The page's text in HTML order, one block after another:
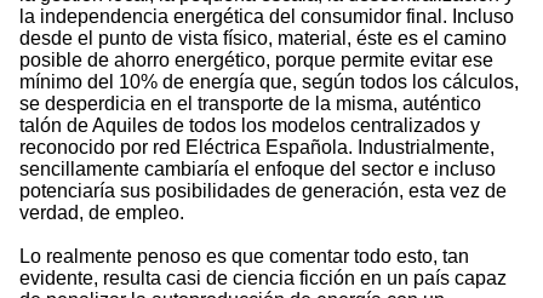
la independencia energética del consumidor final. Incluso
desde el punto de vista físico, material, éste es el camino
posible de ahorro energético, porque permite evitar ese
mínimo del 10% de energía que, según todos los cálculos,
se desperdicia en el transporte de la misma, auténtico
talón de Aquiles de todos los modelos centralizados y
reconocido por red Eléctrica Española. Industrialmente,
sencillamente cambiaría el enfoque del sector e incluso
potenciaría sus posibilidades de generación, esta vez de
verdad, de empleo.
Lo realmente penoso es que comentar todo esto, tan
evidente, resulta casi de ciencia ficción en un país capaz